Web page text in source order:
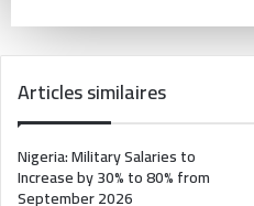
Articles similaires
Nigeria: Military Salaries to
Increase by 30% to 80% from
September 2026